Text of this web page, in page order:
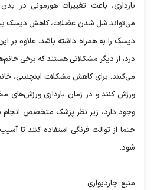
بارداری، باعث تغییرات هورمونی در
می‌تواند شل شدن عضلات، کاهش دیسک
دیسک را به همراه داشته باشد. علاوه بر
درد، از دیگر مشکلاتی هستند که برخی
می‌کنند. برای کاهش مشکلات اینچنینی،
ورزش کنند و در زمان بارداری ورزش‌های
وجود دارد، زیر نظر پزشک متخصص انجام
حتما از توالت فرنگی استفاده کنند تا
شود.
منبع: چاردیواری